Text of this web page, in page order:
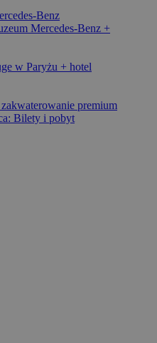
Benz
Mercedes-Benz +
w Paryżu + hotel
premium
Bilety i pobyt